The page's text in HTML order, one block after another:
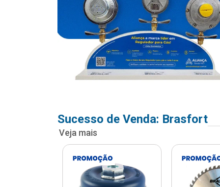
Sucesso de Venda: Brasfort
Veja mais